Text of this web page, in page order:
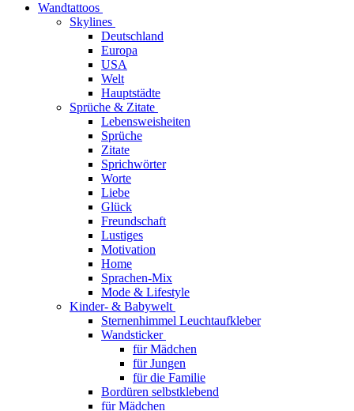
Wandtattoos
Skylines
Deutschland
Europa
USA
Welt
Hauptstädte
Sprüche & Zitate
Lebensweisheiten
Sprüche
Zitate
Sprichwörter
Worte
Liebe
Glück
Freundschaft
Lustiges
Motivation
Home
Sprachen-Mix
Mode & Lifestyle
Kinder- & Babywelt
Sternenhimmel Leuchtaufkleber
Wandsticker
für Mädchen
für Jungen
für die Familie
Bordüren selbstklebend
für Mädchen